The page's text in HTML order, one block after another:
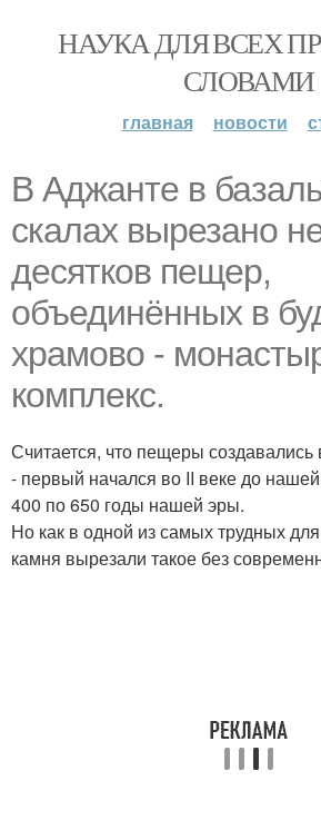
НАУКА ДЛЯ ВСЕХ
СЛОВАМИ
главная новости
В Аджанте в
скалах вырезано
десятков пещер,
объединённых в
храмово -
комплекс.
Считается, что пещеры создавались
- первый начался во II веке до
400 по 650 годы нашей эры.
Но как в одной из самых трудных
камня вырезали такое без